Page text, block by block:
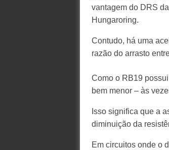
vantagem do DRS
Hungaroring.
Contudo, há uma
razão do arrasto
Como o RB19
bem menor – às
Isso significa que a
diminuição da
Em circuitos onde o